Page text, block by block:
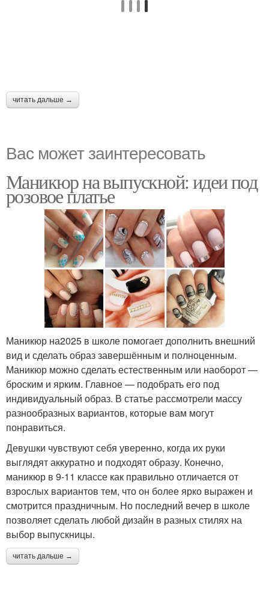
читать дальше →
Вас может заинтересовать
Маникюр на выпускной: идеи под
розовое платье
Маникюр на2025 в школе помогает дополнить внешний
вид и сделать образ завершённым и полноценным.
Маникюр можно сделать естественным или наоборот —
броским и ярким. Главное — подобрать его под
индивидуальный образ. В статье рассмотрели массу
разнообразных вариантов, которые вам могут
понравиться.
Девушки чувствуют себя уверенно, когда их руки
выглядят аккуратно и подходят образу. Конечно,
маникюр в 9-11 классе как правильно отличается от
взрослых вариантов тем, что он более ярко выражен и
смотрится праздничным. Но последний вечер в школе
позволяет сделать любой дизайн в разных стилях на
выбор выпускницы.
читать дальше →